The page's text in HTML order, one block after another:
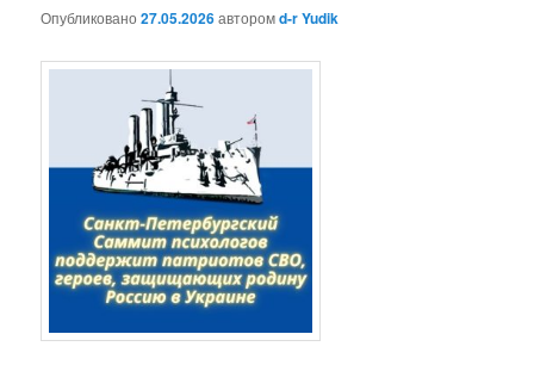
Опубликовано27.05.2026авторомd-r Yudik